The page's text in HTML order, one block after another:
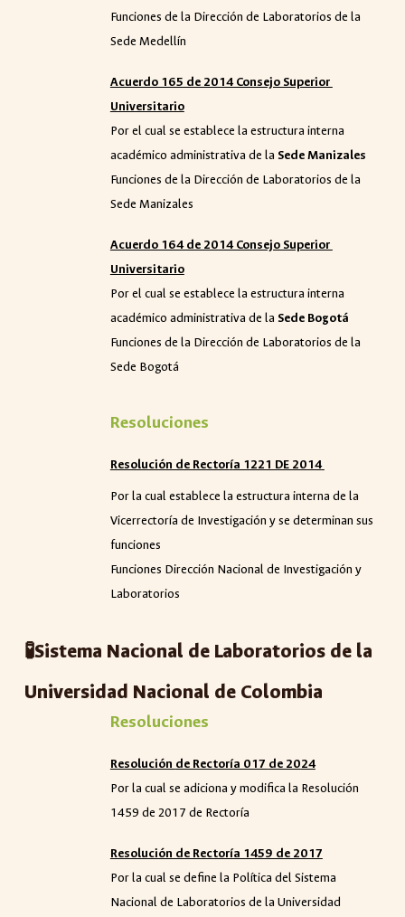
Funciones de la Dirección de Laboratorios de la
Sede Medellín
Acuerdo 165 de 2014 Consejo Superior
Universitario
Por el cual se establece la estructura interna
académico administrativa de la Sede Manizales
Funciones de la Dirección de Laboratorios de la
Sede Manizales
Acuerdo 164 de 2014 Consejo Superior
Universitario
Por el cual se establece la estructura interna
académico administrativa de la Sede Bogotá
Funciones de la Dirección de Laboratorios de la
Sede Bogotá
Resoluciones
Resolución de Rectoría 1221 DE 2014
Por la cual establece la estructura interna de la
Vicerrectoría de Investigación y se determinan sus
funciones
Funciones Dirección Nacional de Investigación y
Laboratorios
🧪Sistema Nacional de Laboratorios de la
Universidad Nacional de Colombia
Resoluciones
Resolución de Rectoría 017 de 2024
Por la cual se adiciona y modifica la Resolución
1459 de 2017 de Rectoría
Resolución de Rectoría 1459 de 2017
Por la cual se define la Política del Sistema
Nacional de Laboratorios de la Universidad